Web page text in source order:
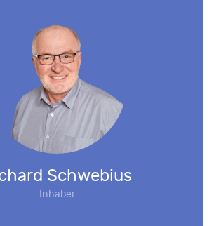
Schwebius
Inhaber